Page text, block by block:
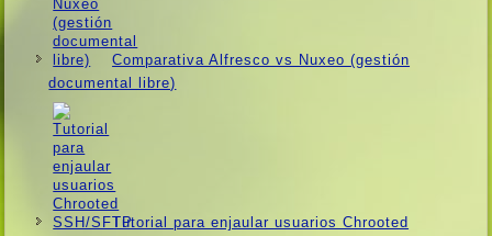
Comparativa Alfresco vs Nuxeo (gestión
documental libre)
Tutorial para enjaular usuarios Chrooted